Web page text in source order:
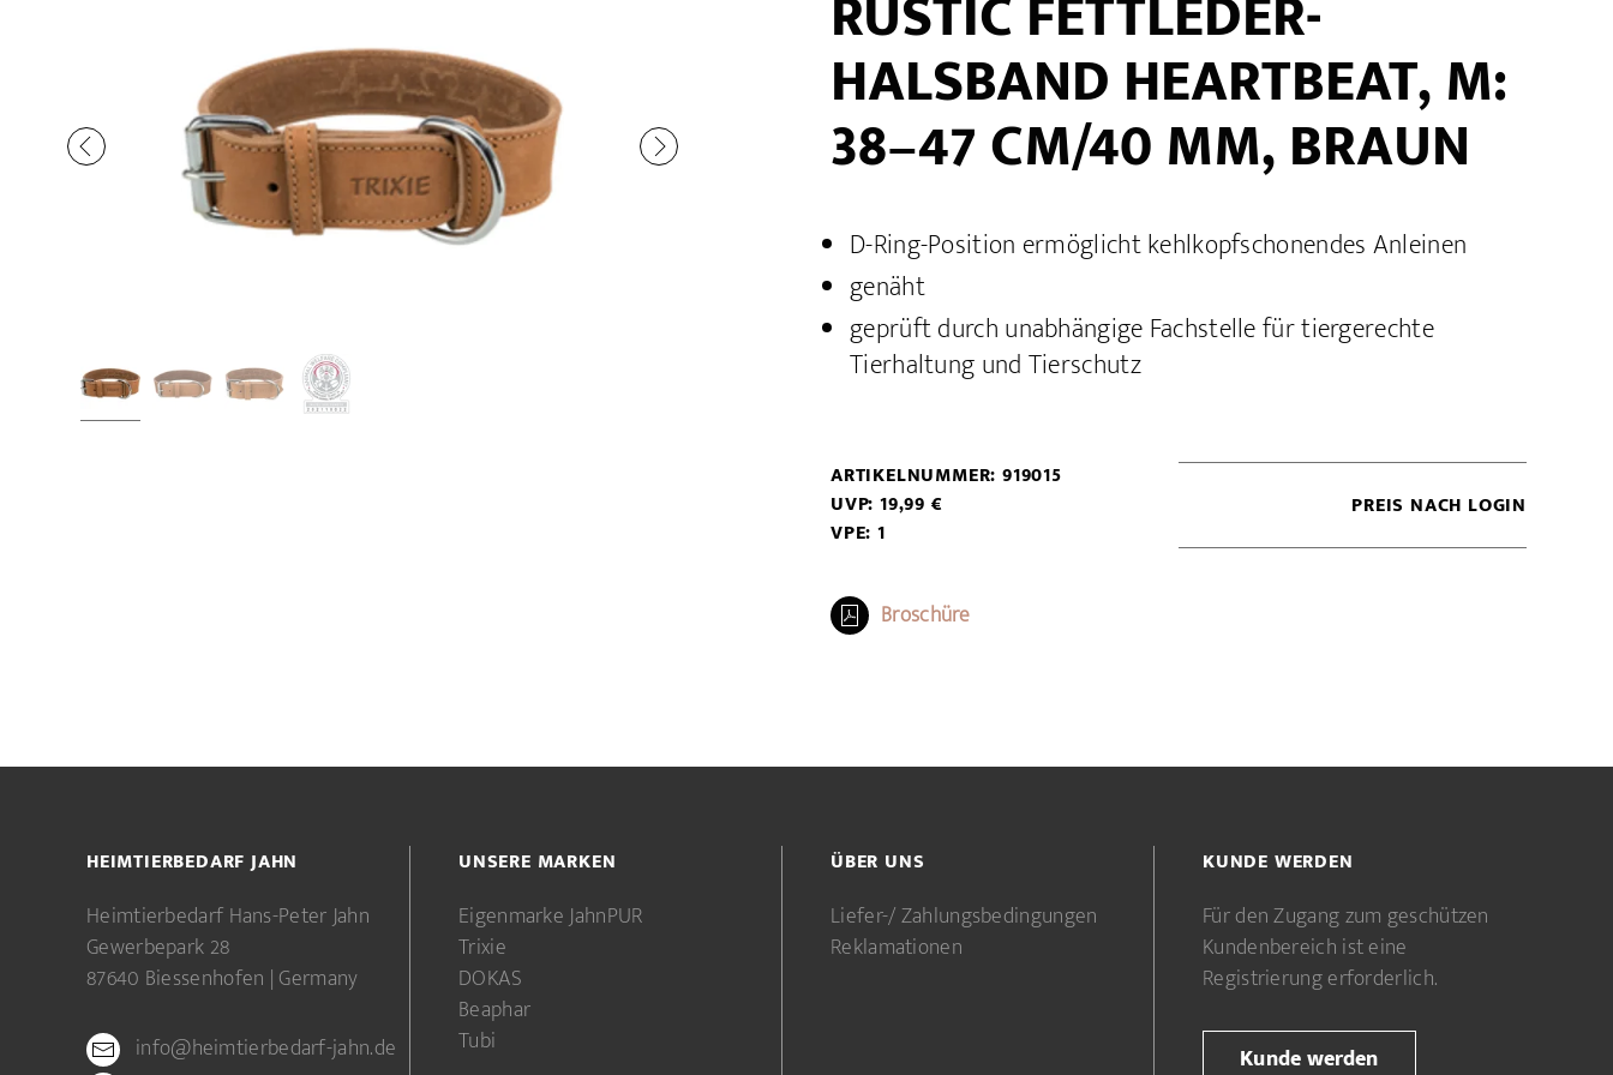
HALSBAND HEARTBEAT, M:
38–47 CM/40 MM, BRAUN
D-Ring-Position ermöglicht kehlkopfschonendes Anleinen
genäht
geprüft durch unabhängige Fachstelle für tiergerechte
Tierhaltung und Tierschutz
ARTIKELNUMMER: 919015
UVP: 19,99 €
VPE: 1
PREIS NACH LOGIN
Broschüre
HEIMTIERBEDARF JAHN
Heimtierbedarf Hans-Peter Jahn
Gewerbepark 28
87640 Biessenhofen | Germany
info@heimtierbedarf-jahn.de
UNSERE MARKEN
Eigenmarke JahnPUR
Trixie
DOKAS
Beaphar
Tubi
ÜBER UNS
Liefer-/ Zahlungsbedingungen
Reklamationen
KUNDE WERDEN
Für den Zugang zum geschützen
Kundenbereich ist eine
Registrierung erforderlich.
Kunde werden